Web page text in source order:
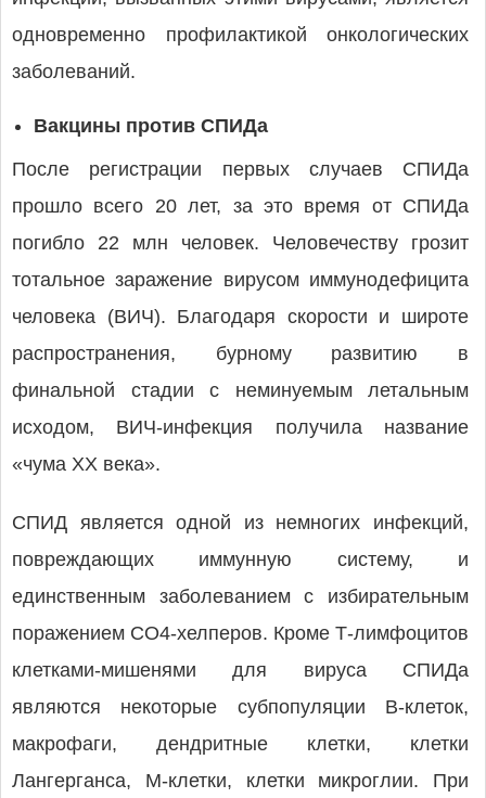
одновременно профилактикой онкологических
заболеваний.
Вакцины против СПИДа
После регистрации первых случаев СПИДа
прошло всего 20 лет, за это время от СПИДа
погибло 22 млн человек. Человечеству грозит
тотальное заражение вирусом иммунодефицита
человека (ВИЧ). Благодаря скорости и широте
распространения, бурному развитию в
финальной стадии с неминуемым летальным
исходом, ВИЧ-инфекция получила название
«чума XX века».
СПИД является одной из немногих инфекций,
повреждающих иммунную систему, и
единственным заболеванием с избирательным
поражением СО4-хелперов. Кроме Т-лимфоцитов
клетками-мишенями для вируса СПИДа
являются некоторые субпопуляции В-клеток,
макрофаги, дендритные клетки, клетки
Лангерганса, М-клетки, клетки микроглии. При